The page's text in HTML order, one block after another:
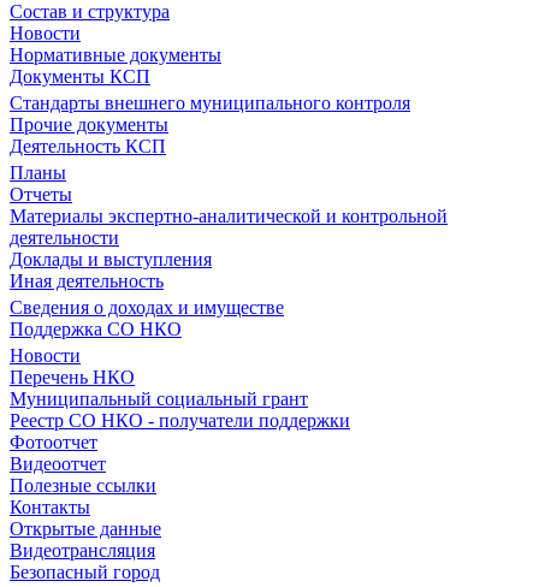
Состав и структура
Новости
Нормативные документы
Документы КСП
Стандарты внешнего муниципального контроля
Прочие документы
Деятельность КСП
Планы
Отчеты
Материалы экспертно-аналитической и контрольной
деятельности
Доклады и выступления
Иная деятельность
Сведения о доходах и имуществе
Поддержка СО НКО
Новости
Перечень НКО
Муниципальный социальный грант
Реестр СО НКО - получатели поддержки
Фотоотчет
Видеоотчет
Полезные ссылки
Контакты
Открытые данные
Видеотрансляция
Безопасный город